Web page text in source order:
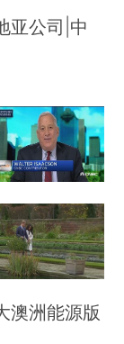
亚公司|中
澳洲能源版